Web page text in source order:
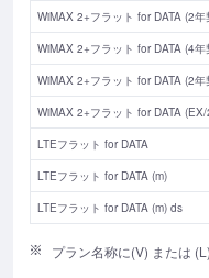
WiMAX 2+フラット for DATA (2年
WiMAX 2+フラット for DATA (4年
WiMAX 2+フラット for DATA (2年
WiMAX 2+フラット for DATA
LTEフラット for DATA
LTEフラット for DATA (m)
LTEフラット for DATA (m) ds
プラン名称に(V) または